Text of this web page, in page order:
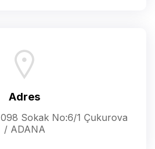
Adres
Sokak No:6/1 Çukurova
/ ADANA